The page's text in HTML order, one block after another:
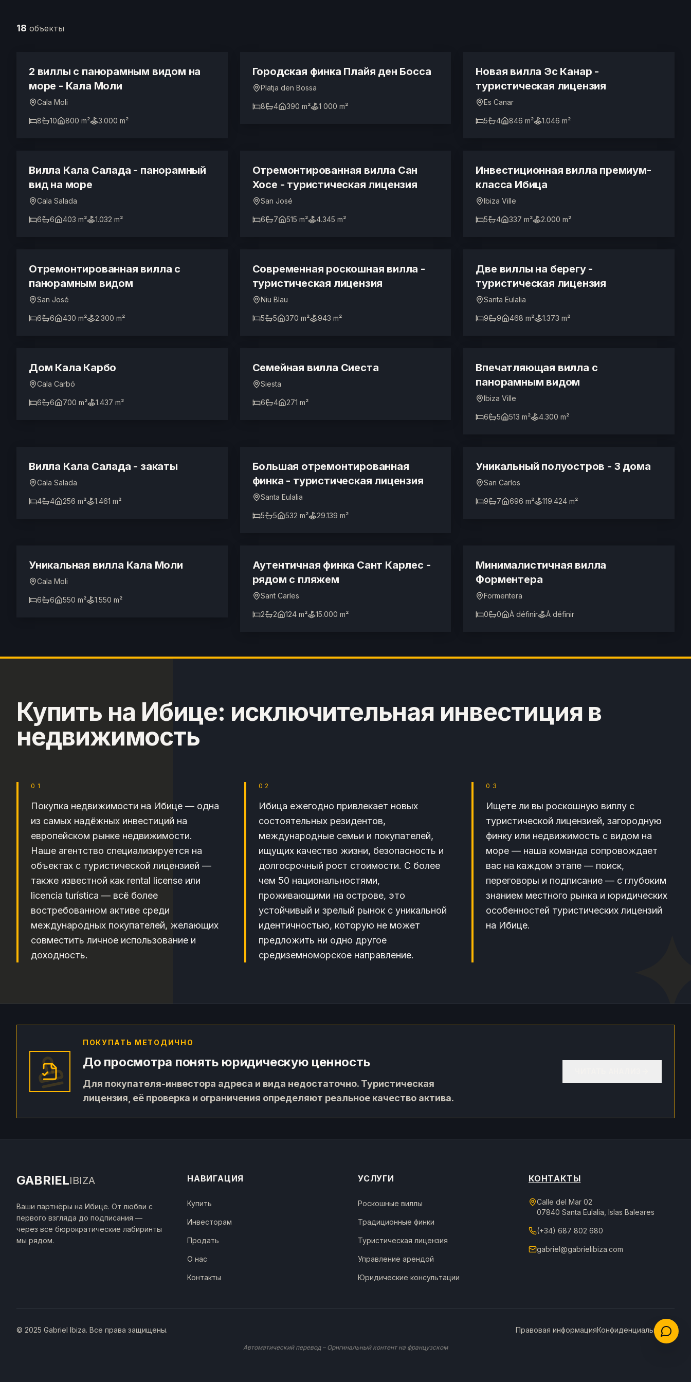
touristique
18 объекты
2 виллы с панорамным видом на
море - Кала Моли
Cala Moli
8 10 800 m² 3.000 m²
Городская финка Плайя ден Босса
Platja den Bossa
8 4 390 m² 1 000 m²
ТУРИСТИЧЕСКАЯ ЛИЦЕНЗИЯ
Новая вилла Эс Канар -
туристическая лицензия
Es Canar
5 4 846 m² 1.046 m²
ТУРИСТИЧЕСКАЯ ЛИЦЕНЗИЯ
Вилла Кала Салада - панорамный
вид на море
Cala Salada
6 6 403 m² 1.032 m²
ТУРИСТИЧЕСКАЯ ЛИЦЕНЗИЯ
Отремонтированная вилла Сан
Хосе - туристическая лицензия
San José
6 7 515 m² 4.345 m²
ТУРИСТИЧЕСКАЯ ЛИЦЕНЗИЯ
Инвестиционная вилла премиум-
класса Ибица
Ibiza Ville
5 4 337 m² 2.000 m²
Отремонтированная вилла с
панорамным видом
San José
6 6 430 m² 2.300 m²
ТУРИСТИЧЕСКАЯ ЛИЦЕНЗИЯ
Современная роскошная вилла -
туристическая лицензия
Niu Blau
5 5 370 m² 943 m²
ТУРИСТИЧЕСКАЯ ЛИЦЕНЗИЯ
Две виллы на берегу -
туристическая лицензия
Santa Eulalia
9 9 468 m² 1.373 m²
Дом Кала Карбо
Cala Carbó
6 6 700 m² 1.437 m²
Семейная вилла Сиеста
Siesta
6 4 271 m²
Впечатляющая вилла с
панорамным видом
Ibiza Ville
6 5 513 m² 4.300 m²
ТУРИСТИЧЕСКАЯ ЛИЦЕНЗИЯ
Вилла Кала Салада - закаты
Cala Salada
4 4 256 m² 1.461 m²
ТУРИСТИЧЕСКАЯ ЛИЦЕНЗИЯ
Большая отремонтированная
финка - туристическая лицензия
Santa Eulalia
5 5 532 m² 29.139 m²
ТУРИСТИЧЕСКАЯ ЛИЦЕНЗИЯ
Уникальный полуостров - 3 дома
San Carlos
9 7 696 m² 119.424 m²
ТУРИСТИЧЕСКАЯ ЛИЦЕНЗИЯ
Уникальная вилла Кала Моли
Cala Moli
6 6 550 m² 1.550 m²
Аутентичная финка Сант Карлес -
рядом с пляжем
Sant Carles
2 2 124 m² 15.000 m²
Минималистичная вилла
Форментера
Formentera
0 0 À définir À définir
Купить на Ибице: исключительная инвестиция в
недвижимость
01
Покупка недвижимости на Ибице — одна
из самых надёжных инвестиций на
европейском рынке недвижимости.
Наше агентство специализируется на
объектах с туристической лицензией —
также известной как rental license или
licencia turística — всё более
востребованном активе среди
международных покупателей, желающих
совместить личное использование и
доходность.
02
Ибица ежегодно привлекает новых
состоятельных резидентов,
международные семьи и покупателей,
ищущих качество жизни, безопасность и
долгосрочный рост стоимости. С более
чем 50 национальностями,
проживающими на острове, это
устойчивый и зрелый рынок с уникальной
идентичностью, которую не может
предложить ни одно другое
средиземноморское направление.
03
Ищете ли вы роскошную виллу с
туристической лицензией, загородную
финку или недвижимость с видом на
море — наша команда сопровождает
вас на каждом этапе — поиск,
переговоры и подписание — с глубоким
знанием местного рынка и юридических
особенностей туристических лицензий
на Ибице.
ПОКУПАТЬ МЕТОДИЧНО
До просмотра понять юридическую ценность
Для покупателя-инвестора адреса и вида недостаточно. Туристическая
лицензия, её проверка и ограничения определяют реальное качество актива.
GABRIELIBIZA
Ваши партнёры на Ибице. От любви с
первого взгляда до подписания —
через все бюрократические лабиринты
мы рядом.
НАВИГАЦИЯ
Купить
Инвесторам
Продать
О нас
Контакты
УСЛУГИ
Роскошные виллы
Традиционные финки
Туристическая лицензия
Управление арендой
Юридические консультации
КОНТАКТЫ
Calle del Mar 02
07840 Santa Eulalia, Islas Baleares
(+34) 687 802 680
gabriel@gabrielibiza.com
© 2025 Gabriel Ibiza. Все права защищены. Правовая информацияКонфиденциальность
Автоматический перевод – Оригинальный контент на французском